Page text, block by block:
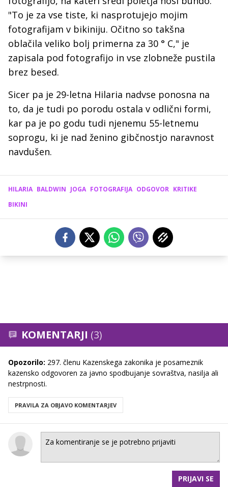
"To je za vse tiste, ki nasprotujejo mojim
fotografijam v bikiniju. Očitno so takšna
oblačila veliko bolj primerna za 30 ° C," je
zapisala pod fotografijo in vse zlobneže pustila
brez besed.
Sicer pa je 29-letna Hilaria nadvse ponosna na
to, da je tudi po porodu ostala v odlični formi,
kar pa je po godu tudi njenemu 55-letnemu
soprogu, ki je nad ženino gibčnostjo naravnost
navdušen.
HILARIA BALDWIN JOGA FOTOGRAFIJA ODGOVOR KRITIKE
BIKINI
KOMENTARJI (3)
Opozorilo: 297. členu Kazenskega zakonika je posameznik
kazensko odgovoren za javno spodbujanje sovraštva, nasilja ali
nestrpnosti.
PRAVILA ZA OBJAVO KOMENTARJEV
PRIJAVI SE